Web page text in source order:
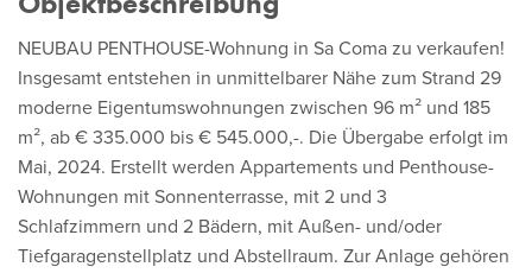
NEUBAU PENTHOUSE-Wohnung in Sa Coma zu verkaufen!
Insgesamt entstehen in unmittelbarer Nähe zum Strand 29
moderne Eigentumswohnungen zwischen 96 m² und 185
m², ab € 335.000 bis € 545.000,-. Die Übergabe erfolgt im
Mai, 2024. Erstellt werden Appartements und Penthouse-
Wohnungen mit Sonnenterrasse, mit 2 und 3
Schlafzimmern und 2 Bädern, mit Außen- und/oder
Tiefgaragenstellplatz und Abstellraum. Zur Anlage gehören